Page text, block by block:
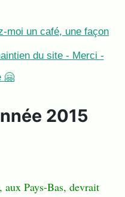
moi un café, une façon
du site - Merci -
🤗
2015
aux Pays-Bas, devrait